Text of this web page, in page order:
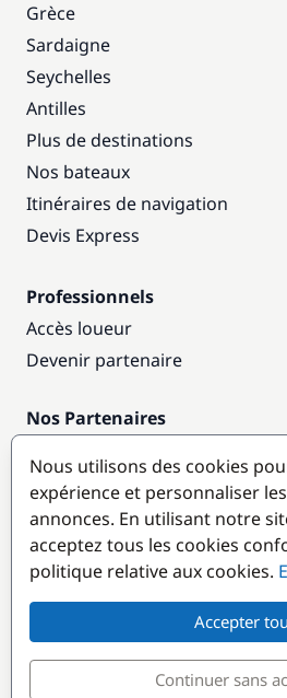
Grèce
Sardaigne
Seychelles
Antilles
Plus de destinations
Nos bateaux
Itinéraires de navigation
Devis Express
Professionnels
Accès loueur
Devenir partenaire
Nos Partenaires
Destinations populaires
Nous utilisons des cookies
expérience et personnaliser
annonces. En utilisant notre
acceptez tous les cookies
politique relative aux cookies.
Accepter
Continuer sans